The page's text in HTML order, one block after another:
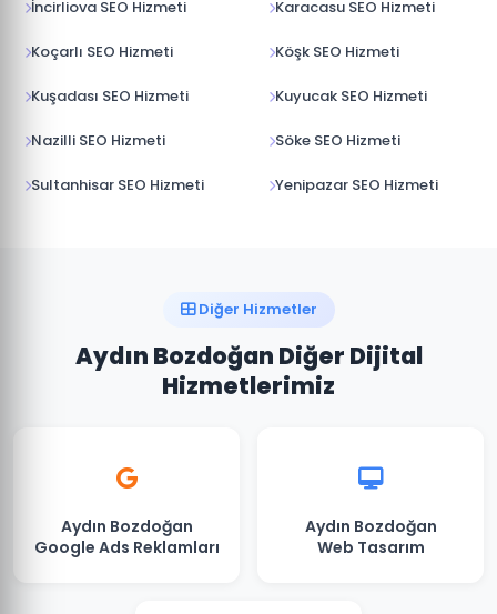
İncirliova SEO Hizmeti Karacasu SEO Hizmeti
Koçarlı SEO Hizmeti Köşk SEO Hizmeti
Kuşadası SEO Hizmeti Kuyucak SEO Hizmeti
Nazilli SEO Hizmeti Söke SEO Hizmeti
Sultanhisar SEO Hizmeti Yenipazar SEO Hizmeti
Diğer Hizmetler
Aydın Bozdoğan Diğer Dijital
Hizmetlerimiz
Aydın Bozdoğan
Google Ads Reklamları
Aydın Bozdoğan
Web Tasarım